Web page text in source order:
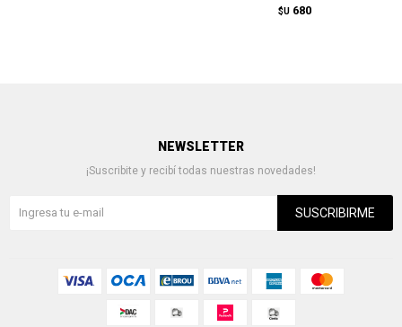
$U 680
NEWSLETTER
¡Suscribite y recibí todas nuestras novedades!
SUSCRIBIRME